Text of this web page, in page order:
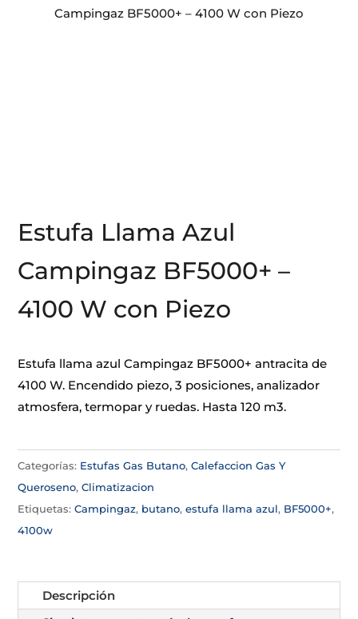
Campingaz BF5000+ – 4100 W con Piezo
Estufa Llama Azul
Campingaz BF5000+ –
4100 W con Piezo
Estufa llama azul Campingaz BF5000+ antracita de
4100 W. Encendido piezo, 3 posiciones, analizador
atmosfera, termopar y ruedas. Hasta 120 m3.
Categorías: Estufas Gas Butano,Calefaccion Gas Y
Queroseno,Climatizacion
Etiquetas:Campingaz, butano,estufa llama azul, BF5000+,
4100w
Descripción